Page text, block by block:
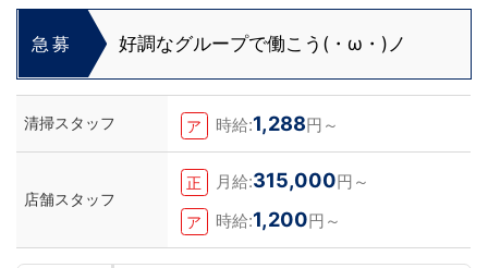
急募 好調なグループで働こう(・ω・)ノ
清掃スタッフ ア 時給:1,288円～
店舗スタッフ
正 月給:315,000円～
ア 時給:1,200円～